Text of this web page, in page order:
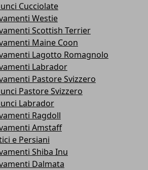
Cucciolate
Westie
Scottish Terrier
Maine Coon
Lagotto Romagnolo
Labrador
Pastore Svizzero
Pastore Svizzero
Labrador
Ragdoll
Amstaff
e Persiani
Shiba Inu
Dalmata